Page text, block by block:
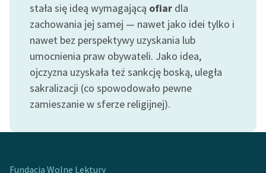
O nas
Kontakt
O projekcie
Zespół
Zasady wykorzystania
Logotypy
stała się ideą wymagającą ofiar dla
zachowania jej samej — nawet jako idei tylko i
nawet bez perspektywy uzyskania lub
umocnienia praw obywateli. Jako idea,
ojczyzna uzyskała też sankcję boską, uległa
sakralizacji (co spowodowało pewne
zamieszanie w sferze religijnej).
Fundacja Wolne Lektury